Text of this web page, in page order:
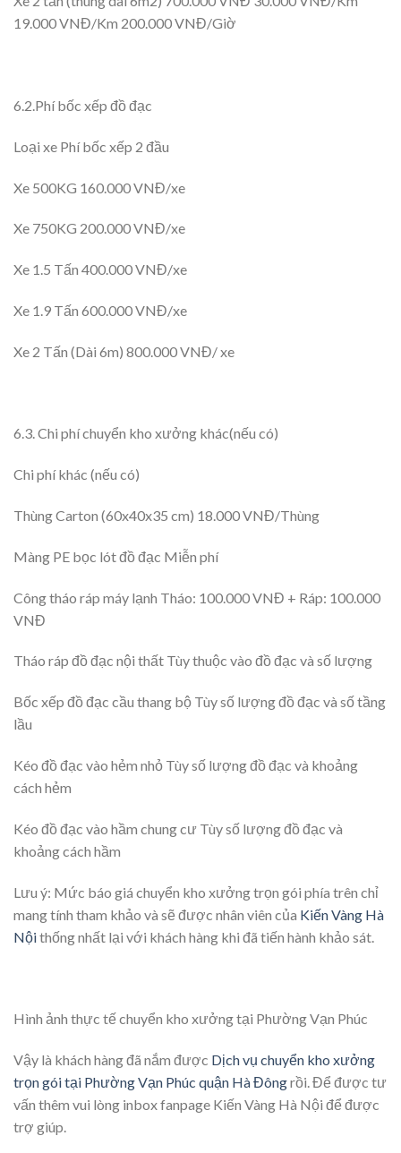
19.000 VNĐ/Km 200.000 VNĐ/Giờ
6.2.Phí bốc xếp đồ đạc
Loại xe Phí bốc xếp 2 đầu
Xe 500KG 160.000 VNĐ/xe
Xe 750KG 200.000 VNĐ/xe
Xe 1.5 Tấn 400.000 VNĐ/xe
Xe 1.9 Tấn 600.000 VNĐ/xe
Xe 2 Tấn (Dài 6m) 800.000 VNĐ/ xe
6.3. Chi phí chuyển kho xưởng khác(nếu có)
Chi phí khác (nếu có)
Thùng Carton (60x40x35 cm) 18.000 VNĐ/Thùng
Màng PE bọc lót đồ đạc Miễn phí
Công tháo ráp máy lạnh Tháo: 100.000 VNĐ + Ráp: 100.000
VNĐ
Tháo ráp đồ đạc nội thất Tùy thuộc vào đồ đạc và số lượng
Bốc xếp đồ đạc cầu thang bộ Tùy số lượng đồ đạc và số tầng
lầu
Kéo đồ đạc vào hẻm nhỏ Tùy số lượng đồ đạc và khoảng
cách hẻm
Kéo đồ đạc vào hầm chung cư Tùy số lượng đồ đạc và
khoảng cách hầm
Lưu ý: Mức báo giá chuyển kho xưởng trọn gói phía trên chỉ
mang tính tham khảo và sẽ được nhân viên của Kiến Vàng Hà
Nộithống nhất lại với khách hàng khi đã tiến hành khảo sát.
Hình ảnh thực tế chuyển kho xưởng tại Phường Vạn Phúc
Vậy là khách hàng đã nắm được Dịch vụ chuyển kho xưởng
trọn gói tại Phường Vạn Phúc quận Hà Đôngrồi. Để được tư
vấn thêm vui lòng inbox fanpage Kiến Vàng Hà Nội để được
trợ giúp.